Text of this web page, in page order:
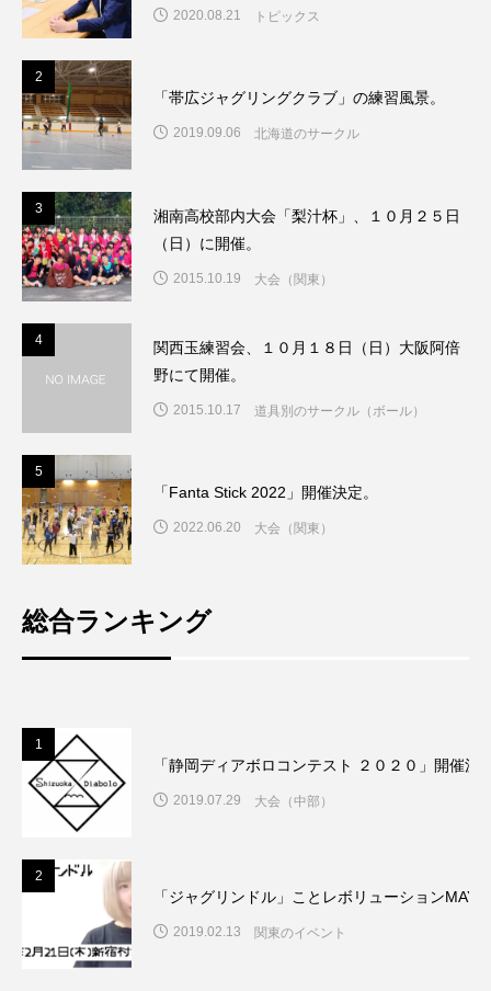
2020.08.21 トピックス
2
「帯広ジャグリングクラブ」の練習風景。
2019.09.06 北海道のサークル
3
湘南高校部内大会「梨汁杯」、１０月２５日
（日）に開催。
2015.10.19 大会（関東）
4
関西玉練習会、１０月１８日（日）大阪阿倍
野にて開催。
2015.10.17 道具別のサークル（ボール）
5
「Fanta Stick 2022」開催決定。
2022.06.20 大会（関東）
総合ランキング
1
「静岡ディアボロコンテスト ２０２０」開催
2019.07.29 大会（中部）
2
「ジャグリンドル」ことレボリューション
2019.02.13 関東のイベント